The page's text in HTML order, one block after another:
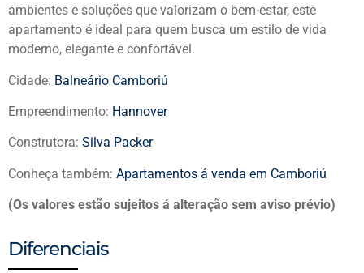
ambientes e soluções que valorizam o bem-estar, este
apartamento é ideal para quem busca um estilo de vida
moderno, elegante e confortável.
Cidade: Balneário Camboriú
Empreendimento: Hannover
Construtora: Silva Packer
Conheça também: Apartamentos á venda em Camboriú
(Os valores estão sujeitos á alteração sem aviso prévio)
Diferenciais